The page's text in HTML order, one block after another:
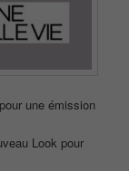
une émission
Look pour